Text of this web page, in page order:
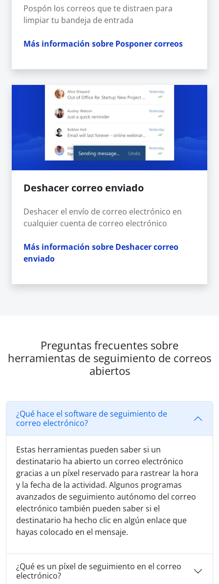
Pospón los correos que te distraen para
limpiar tu bandeja de entrada
Más información sobre Posponer correos
Deshacer correo enviado
Deshacer el envío de correo electrónico en
cualquier cuenta de correo electrónico
Más información sobre Deshacer correo
enviado
Preguntas frecuentes sobre
herramientas de seguimiento de correos
abiertos
¿Qué hace el software de seguimiento de
correo electrónico?
Estas herramientas pueden saber si un
destinatario ha abierto un correo electrónico
gracias a un píxel reservado para rastrear la hora
y la fecha de la actividad. Algunos programas
avanzados de seguimiento autónomo del correo
electrónico también pueden saber si el
destinatario ha hecho clic en algún enlace que
hayas colocado en el mensaje.
¿Qué es un píxel de seguimiento en el correo
electrónico?